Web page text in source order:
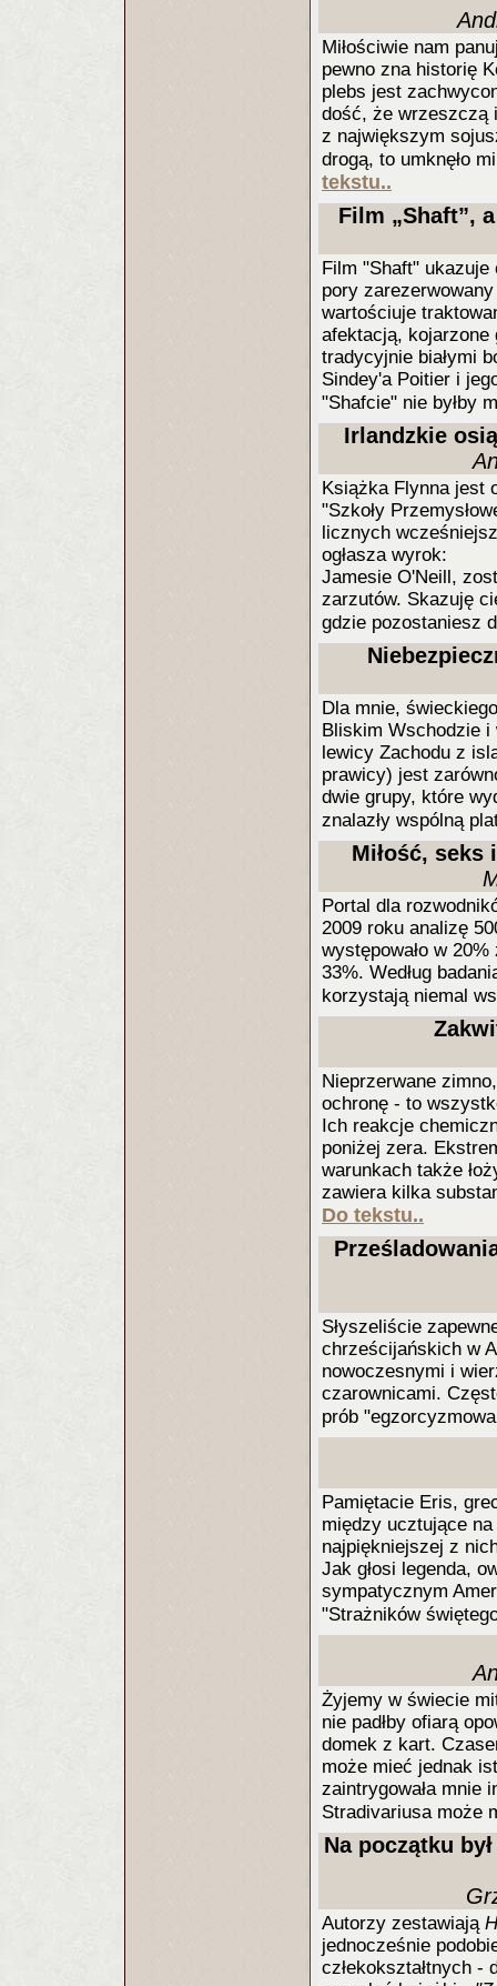
Miłościwie nam
pewno zna historię
plebs jest
dość, że wrzeszczą
z największym
drogą, to umknęło
tekstu..
Film „Shaft”,
Film "Shaft"
pory
wartościuje
afektacją, kojarzone
tradycyjnie białymi
Sindey'a Poitier i
"Shafcie" nie byłby
Irlandzkie
Książka Flynna jest
"Szkoły
licznych
ogłasza wyrok:
Jamesie O'Neill,
zarzutów. Skazuję
gdzie pozostaniesz
Dla mnie,
Bliskim Wschodzie i
lewicy Zachodu z
prawicy) jest
dwie grupy, które
znalazły wspólną
Miłość, seks
Portal dla
2009 roku analizę
występowało w
33%. Według
korzystają niemal
Nieprzerwane
ochronę - to
Ich reakcje
poniżej zera.
warunkach także
zawiera kilka
Do tekstu..
Słyszeliście
chrześcijańskich w
nowoczesnymi i
czarownicami.
prób
Pamiętacie Eris,
między ucztujące
najpiękniejszej z
Jak głosi legenda,
sympatycznym
"Strażników
Żyjemy w świecie
nie padłby ofiarą
domek z kart.
może mieć jednak
zaintrygowała mnie
Stradivariusa może
Na początku
Autorzy zestawiają
jednocześnie
człekokształtnych